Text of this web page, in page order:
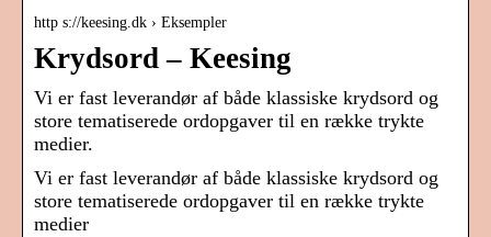
http s://keesing.dk › Eksempler
Krydsord – Keesing
Vi er fast leverandør af både klassiske krydsord og
store tematiserede ordopgaver til en række trykte
medier.
Vi er fast leverandør af både klassiske krydsord og
store tematiserede ordopgaver til en række trykte
medier